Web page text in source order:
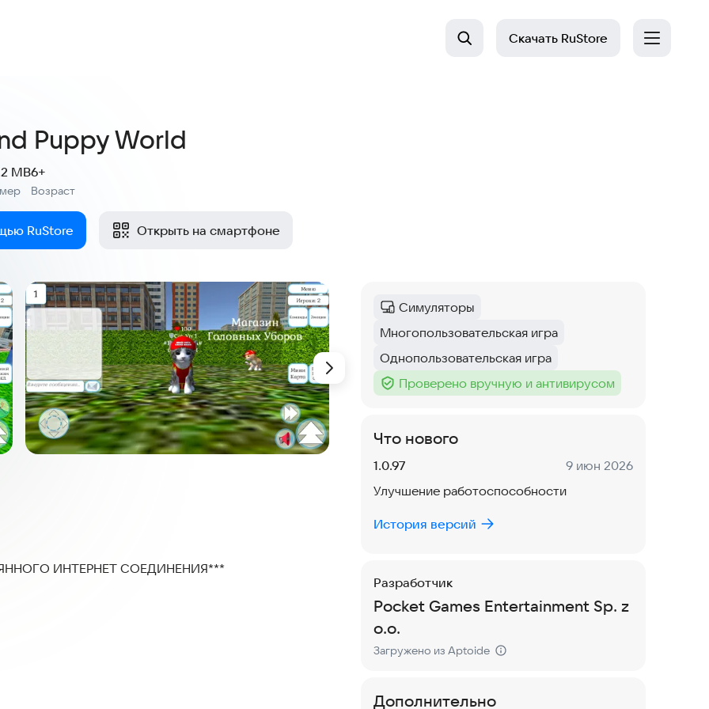
Скачать RuStore
Puppy World
MB
Возраст
6+
RuStore Открыть на смартфоне
ИНТЕРНЕТ СОЕДИНЕНИЯ***
или планшете? Тогда позвольте
Puppy World. Теперь Вам не придется выбирать
доступ к интернету, игра всегда будет
Категория:
Симуляторы
Тег:
Многопользовательская игра
Тег:
Однопользовательская игра
Тег :
Проверено вручную и антивирусом
Что нового
Версия:
1.0.97 Дата:
9 июн 2026
Улучшение работоспособности
История версий
Разработчик
Pocket Games Entertainment Sp. z
o.o.
Загружено из Aptoide
Дополнительно